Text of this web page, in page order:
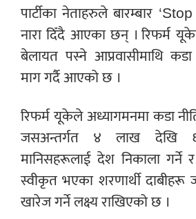
पार्टीका नेताहरुले बारम्बार
नारा दिँदै आएका छन् । रिफर्म
बेलायत पस्ने आप्रवासीमाथि कडा
माग गर्दै आएको छ ।
रिफर्म यूकेले अध्यागमनमा कडा
जसअन्तर्गत ४ लाख देखि
मानिसहरूलाई देश निकाला गर्ने
स्वीकृत भएका शरणार्थी दाबीहरू
खारेज गर्ने लक्ष्य राखिएको छ ।